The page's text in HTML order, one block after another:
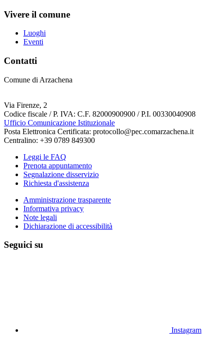
Vivere il comune
Luoghi
Eventi
Contatti
Comune di Arzachena
Via Firenze, 2
Codice fiscale / P. IVA: C.F. 82000900900 / P.I. 00330040908
Ufficio Comunicazione Istituzionale
Posta Elettronica Certificata: protocollo@pec.comarzachena.it
Centralino: +39 0789 849300
Leggi le FAQ
Prenota appuntamento
Segnalazione disservizio
Richiesta d'assistenza
Amministrazione trasparente
Informativa privacy
Note legali
Dichiarazione di accessibilità
Seguici su
Instagram